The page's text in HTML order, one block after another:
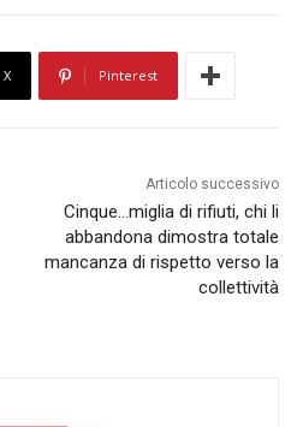
X Pinterest
Articolo successivo
Cinque…miglia di rifiuti, chi li
abbandona dimostra totale
mancanza di rispetto verso la
collettività